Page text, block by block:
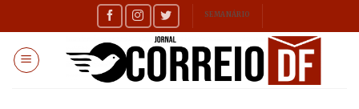
to
content
SEMANÁRIO